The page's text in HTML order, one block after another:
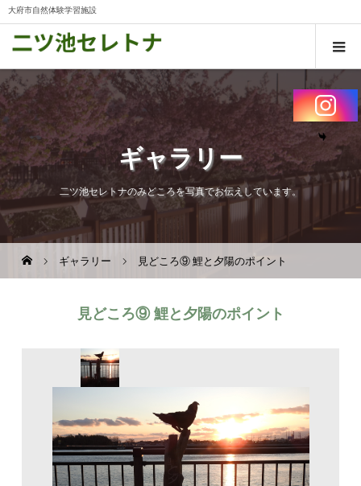
大府市自然体験学習施設
ギャラリー
二ツ池セレトナのみどころを写真でお伝えしています。
ギャラリー 見どころ⑨ 鯉と夕陽のポイント
見どころ⑨ 鯉と夕陽のポイント